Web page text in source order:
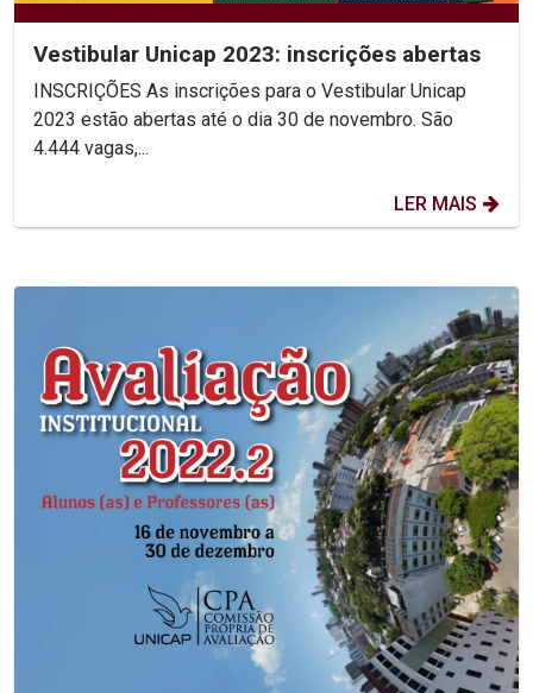
Vestibular Unicap 2023: inscrições abertas
INSCRIÇÕES As inscrições para o Vestibular Unicap
2023 estão abertas até o dia 30 de novembro. São
4.444 vagas,...
LER MAIS